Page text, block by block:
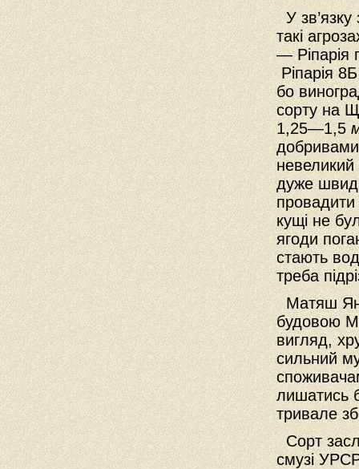
У зв’язку
такі
— Ріпарія
Ріпарія
бо
сорту на
1,25—1,5
невеликий
дуже
кущі не
ягоди
стають
треба
Матяш
будовою
вигляд,
сильний
лишатись
тривале
Сорт
смузі